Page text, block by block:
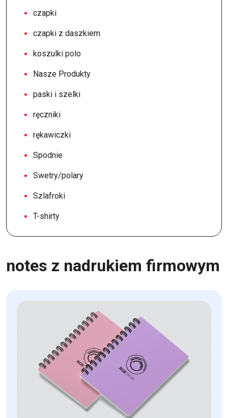
czapki
czapki z daszkiem
koszulki polo
Nasze Produkty
paski i szelki
ręczniki
rękawiczki
Spodnie
Swetry/polary
Szlafroki
T-shirty
notes z nadrukiem firmowym